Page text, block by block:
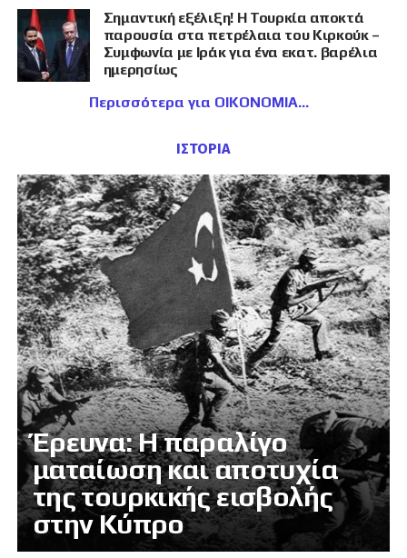
Σημαντική εξέλιξη! Η Τουρκία αποκτά
παρουσία στα πετρέλαια του Κιρκούκ –
Συμφωνία με Ιράκ για ένα εκατ. βαρέλια
ημερησίως
Περισσότερα για ΟΙΚΟΝΟΜΙΑ
ΙΣΤΟΡΙΑ
Έρευνα: Η παραλίγο
ματαίωση και αποτυχία
της τουρκικής εισβολής
στην Κύπρο